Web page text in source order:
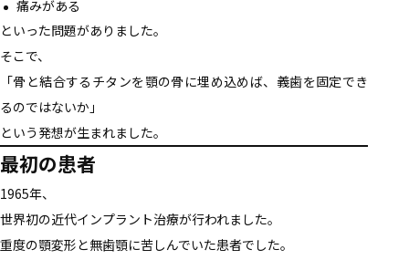
痛みがある
といった問題がありました。
そこで、
「骨と結合するチタンを顎の骨に埋め込めば、義歯を固定でき
るのではないか」
という発想が生まれました。
最初の患者
1965年、
世界初の近代インプラント治療が行われました。
重度の顎変形と無歯顎に苦しんでいた患者でした。